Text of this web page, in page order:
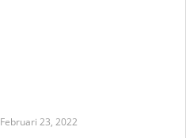
Februari 23, 2022